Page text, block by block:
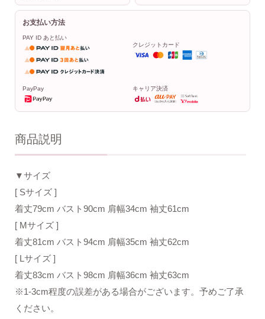
お支払い方法
PAY ID あと払い
クレジットカード
PayPay キャリア決済
商品説明
▼サイズ
[ Sサイズ ]
着丈79cm バスト90cm 肩幅34cm 袖丈61cm
[ Mサイズ ]
着丈81cm バスト94cm 肩幅35cm 袖丈62cm
[ Lサイズ ]
着丈83cm バスト98cm 肩幅36cm 袖丈63cm
※1-3cm程度の誤差がある場合がございます。予めご了承
ください。